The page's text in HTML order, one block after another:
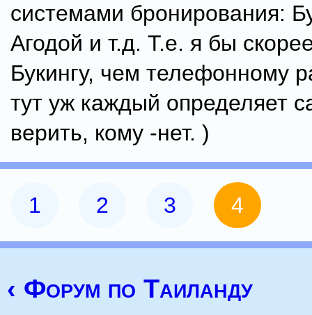
системами бронирования:
Агодой и т.д. Т.е. я бы
Букингу, чем телефонному
тут уж каждый определяет
верить, кому -нет. )
1 2 3 4
‹ Форум по Таиланду